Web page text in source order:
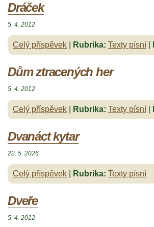
Dráček
5. 4. 2012
Celý příspěvek Rubrika: Texty písní
Dům ztracených her
5. 4. 2012
Celý příspěvek Rubrika: Texty písní
Dvanáct kytar
22. 5. 2026
Celý příspěvek Rubrika: Texty písní
Dveře
5. 4. 2012